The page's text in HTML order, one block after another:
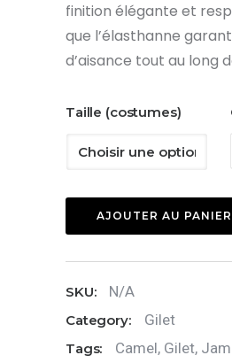
finition élégante et
que l’élasthanne
d’aisance tout au long
Taille (costumes)
AJOUTER AU PANIER
SKU: N/A
Category: Gilet
Tags: Camel, Gilet,